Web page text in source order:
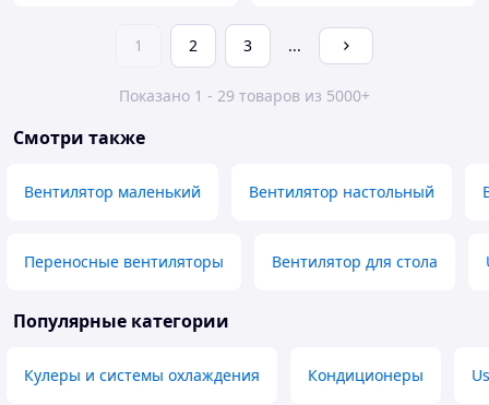
1 2 3 ...
Показано 1 - 29 товаров из 5000+
Смотри также
Вентилятор маленький Вентилятор настольный
Переносные вентиляторы Вентилятор для стола
Популярные категории
Кулеры и системы охлаждения Кондиционеры